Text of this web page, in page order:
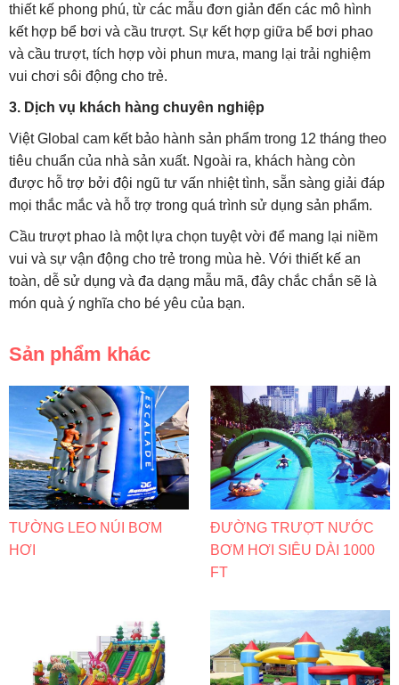
thiết kế phong phú, từ các mẫu đơn giản đến các mô hình
kết hợp bể bơi và cầu trượt. Sự kết hợp giữa bể bơi phao
và cầu trượt, tích hợp vòi phun mưa, mang lại trải nghiệm
vui chơi sôi động cho trẻ.
3. Dịch vụ khách hàng chuyên nghiệp
Việt Global cam kết bảo hành sản phẩm trong 12 tháng theo
tiêu chuẩn của nhà sản xuất. Ngoài ra, khách hàng còn
được hỗ trợ bởi đội ngũ tư vấn nhiệt tình, sẵn sàng giải đáp
mọi thắc mắc và hỗ trợ trong quá trình sử dụng sản phẩm.
Cầu trượt phao là một lựa chọn tuyệt vời để mang lại niềm
vui và sự vận động cho trẻ trong mùa hè. Với thiết kế an
toàn, dễ sử dụng và đa dạng mẫu mã, đây chắc chắn sẽ là
món quà ý nghĩa cho bé yêu của bạn.
Sản phẩm khác
TƯỜNG LEO NÚI BƠM
HƠI
ĐƯỜNG TRƯỢT NƯỚC
BƠM HƠI SIÊU DÀI 1000
FT